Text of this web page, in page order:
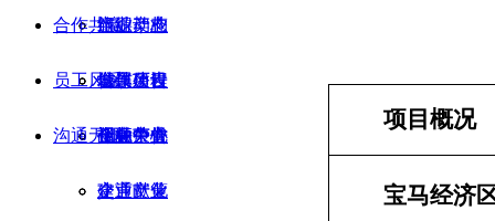
组织架构
发展历程
企业荣誉
企业文化
产业动态
信息公告
视频中心
旅游产业
城镇建设
金融产业
交通产业
合作共赢
合作项目
招标公告
员工风采
创先争优
建言献策
沟通无限
项目概况
宝马经济